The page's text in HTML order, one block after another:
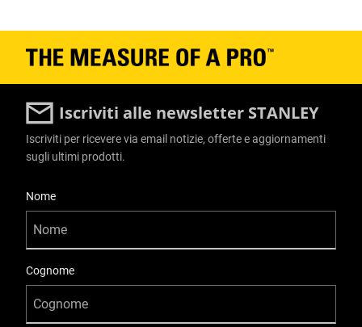
Larghezza del prodotto [mm]
130
Iscriviti alle newsletter STANLEY
Iscriviti per ricevere via email notizie, offerte e aggiornamenti
sugli ultimi prodotti.
Nome
Cognome